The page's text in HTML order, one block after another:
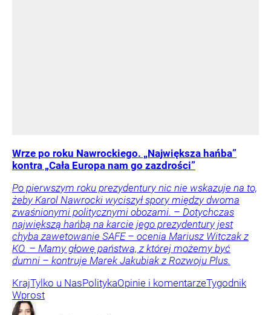
Wrze po roku Nawrockiego. „Największa hańba”
kontra „Cała Europa nam go zazdrości”
Po pierwszym roku prezydentury nic nie wskazuje na to,
żeby Karol Nawrocki wyciszył spory między dwoma
zwaśnionymi politycznymi obozami. – Dotychczas
największą hańbą na karcie jego prezydentury jest
chyba zawetowanie SAFE – ocenia Mariusz Witczak z
KO. – Mamy głowę państwa, z której możemy być
dumni – kontruje Marek Jakubiak z Rozwoju Plus.
KrajTylko u NasPolitykaOpinie i komentarzeTygodnik
Wprost